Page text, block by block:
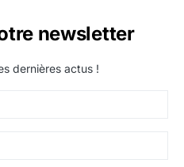
newsletter
dernières actus !